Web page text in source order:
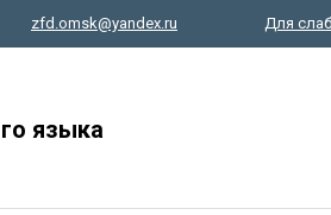
zfd.omsk@yandex.ru Для
языка